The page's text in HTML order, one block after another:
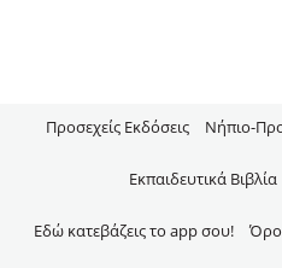
Προσεχείς Εκδόσεις Νήπιo-
Εκπαιδευτικά Βιβλία
Εδώ κατεβάζεις το app σου!